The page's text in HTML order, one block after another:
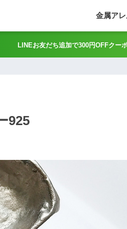
金属ア
LINEお友だち追加で300円OFFクー
925